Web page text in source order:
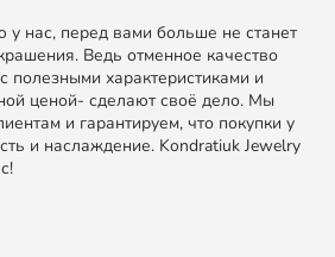
нас, перед вами больше не станет
Ведь отменное качество
полезными характеристиками и
ценой- сделают своё дело. Мы
и гарантируем, что покупки у
и наслаждение. Kondratiuk Jewelry